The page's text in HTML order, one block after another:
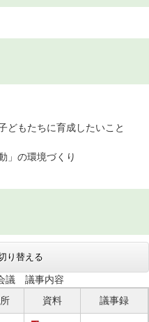
どもたちに育成したいこと
」の環境づくり
り替える
議 議事内容
資料 議事録